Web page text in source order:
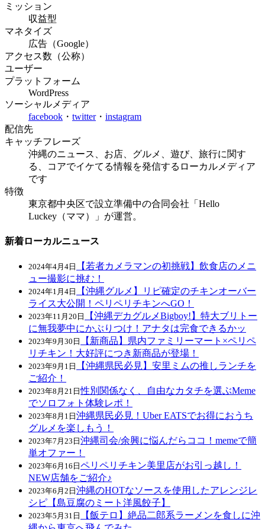
ミッション
収益型
マネタイズ
広告（Google）
アクセス数（公称）
ユーザー
プラットフォーム
WordPress
ソーシャルメディア
facebook ・ twitter・ instagram
配信先
キャッチフレーズ
沖縄のニュース、お店、グルメ、遊び、旅行に関す
る、コアでイケてる情報を発信するローカルメディア
です
特徴
東京都中央区で設立準備中の合同会社「Hello
Luckey（ママ）」が運営。
新着ローカルニュース
2024年4月4日
【若者カメラマンの初挑戦】飲食店のメニ
ュー撮影に挑む！
2024年1月4日
【沖縄グルメ】リピ確定のチキンオーバー
ライス大公開！ペリペリチキンへGO！
2023年11月20日
【沖縄デカグルメBigboy!】特大ブリトー
に無我夢中にかぶりつけ！アナタは完食できるかッ
2023年9月30日
【新商品】県内ファミリーマート×ペリペ
リチキン！大好評につき新商品が登場！
2023年9月1日
【沖縄県民必見】安里ミムの推しランチを
ご紹介！
2023年8月21日性別関係なく、自由なカタチを選ぶMeme
でソロフォト体験レポ！
2023年8月1日 沖縄県民必見！Uber EATSでお得におうち
グルメを楽しもう！
2023年7月23日 沖縄司会/余興に悩んだらココ！memeで簡
単オファー！
2023年6月16日 ペリペリチキン美里店がお引っ越し！
NEW店舗をご紹介♪
2023年6月2日 沖縄のHOTなソースを使用したアレンジレ
シピ【島豆腐のミート洋風餃子】
2023年5月31日
【飯テロ】絶品二郎系ラーメンを食しに沖